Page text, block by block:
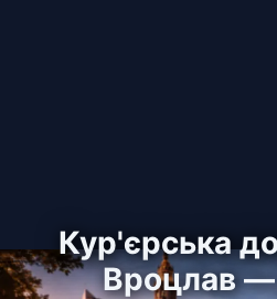
Кур'єрська
Вроцлав —